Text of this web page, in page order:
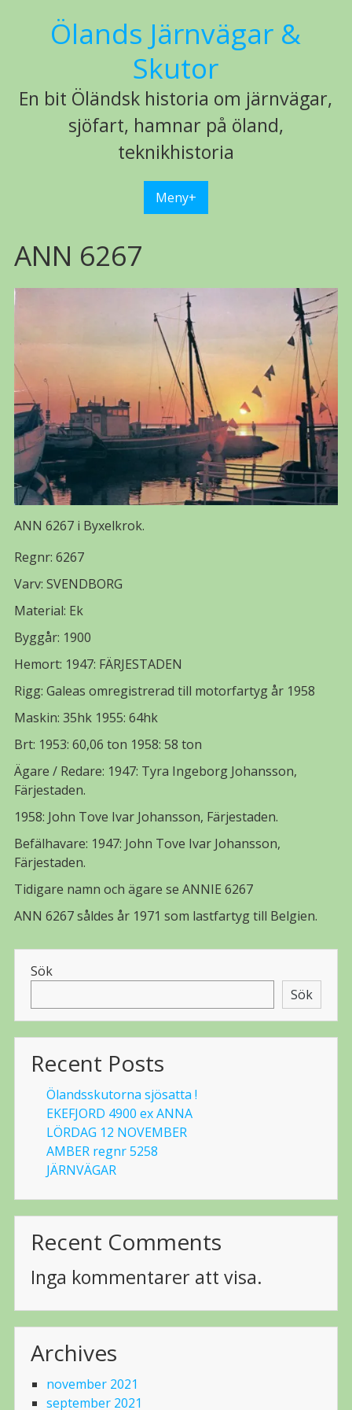
Ölands Järnvägar &
Skutor
En bit Öländsk historia om järnvägar,
sjöfart, hamnar på öland,
teknikhistoria
Meny+
ANN 6267
ANN 6267 i Byxelkrok.
Regnr: 6267
Varv: SVENDBORG
Material: Ek
Byggår: 1900
Hemort: 1947: FÄRJESTADEN
Rigg: Galeas omregistrerad till motorfartyg år 1958
Maskin: 35hk 1955: 64hk
Brt: 1953: 60,06 ton 1958: 58 ton
Ägare / Redare: 1947: Tyra Ingeborg Johansson,
Färjestaden.
1958: John Tove Ivar Johansson, Färjestaden.
Befälhavare: 1947: John Tove Ivar Johansson,
Färjestaden.
Tidigare namn och ägare se ANNIE 6267
ANN 6267 såldes år 1971 som lastfartyg till Belgien.
Sök
Sök
Recent Posts
Ölandsskutorna sjösatta !
EKEFJORD 4900 ex ANNA
LÖRDAG 12 NOVEMBER
AMBER regnr 5258
JÄRNVÄGAR
Recent Comments
Inga kommentarer att visa.
Archives
november 2021
september 2021